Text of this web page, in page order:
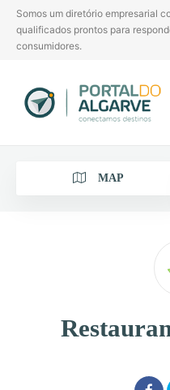
Somos um diretório empresarial
qualificados prontos para
consumidores.
MAP
Localização